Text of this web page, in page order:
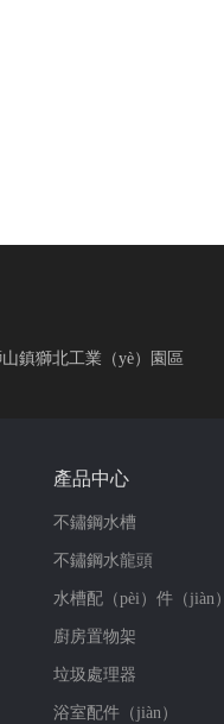
鎮獅北工業（yè）園區
產品中心
不鏽鋼水槽
不鏽鋼水龍頭
水槽配（pèi）件（jiàn）
廚房置物架
垃圾處理器
浴室配件（jiàn）